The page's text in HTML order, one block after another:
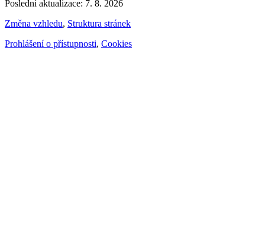
Poslední aktualizace: 7. 8. 2026
Změna vzhledu, Struktura stránek
Prohlášení o přístupnosti, Cookies